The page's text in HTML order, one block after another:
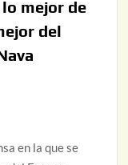
mejor de
del
en la que se